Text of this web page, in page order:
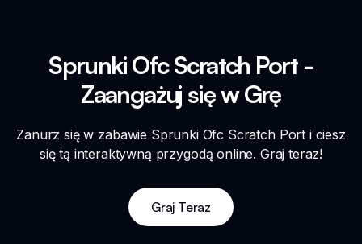
Sprunki Ofc Scratch Port -
Zaangażuj się w Grę
Zanurz się w zabawie Sprunki Ofc Scratch Port i ciesz
się tą interaktywną przygodą online. Graj teraz!
Graj Teraz